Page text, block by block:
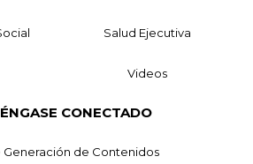
Salud Ejecutiva
Videos
CONECTADO
Generación de Contenidos